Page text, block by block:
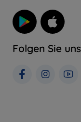
Folgen Sie uns